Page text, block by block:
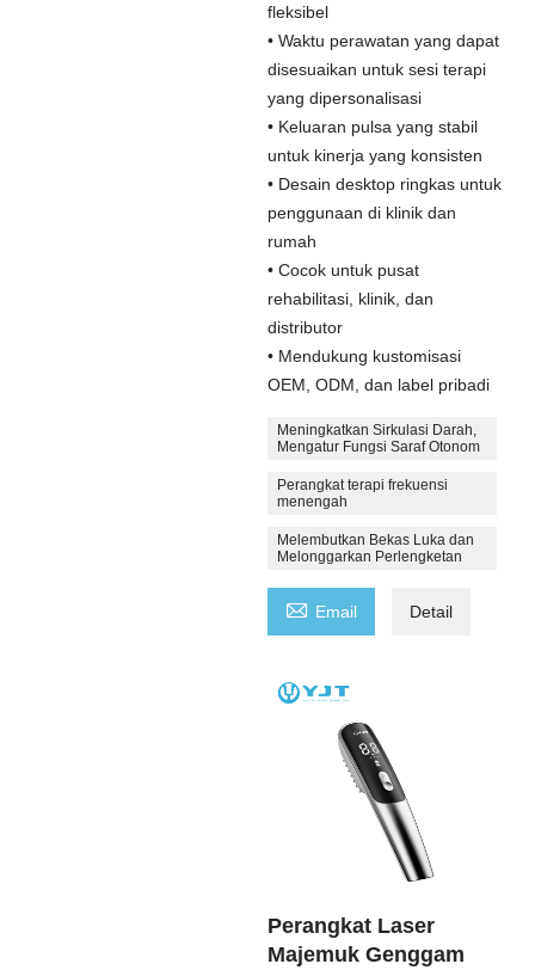
fleksibel
• Waktu perawatan yang dapat
disesuaikan untuk sesi terapi
yang dipersonalisasi
• Keluaran pulsa yang stabil
untuk kinerja yang konsisten
• Desain desktop ringkas untuk
penggunaan di klinik dan
rumah
• Cocok untuk pusat
rehabilitasi, klinik, dan
distributor
• Mendukung kustomisasi
OEM, ODM, dan label pribadi
Meningkatkan Sirkulasi Darah,
Mengatur Fungsi Saraf Otonom
Perangkat terapi frekuensi
menengah
Melembutkan Bekas Luka dan
Melonggarkan Perlengketan
 Email Detail
Perangkat Laser
Majemuk Genggam